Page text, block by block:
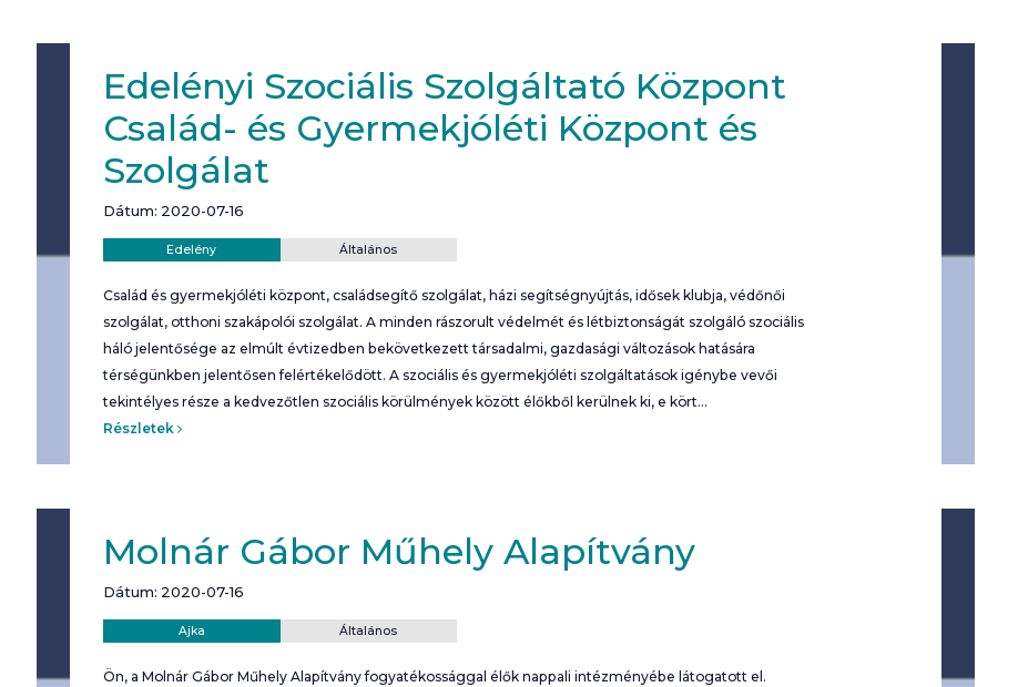
Edelényi Szociális Szolgáltató Központ
Család- és Gyermekjóléti Központ és
Szolgálat
Dátum: 2020-07-16
Edelény Általános
Család és gyermekjóléti központ, családsegítő szolgálat, házi segítségnyújtás, idősek klubja, védőnői
szolgálat, otthoni szakápolói szolgálat. A minden rászorult védelmét és létbiztonságát szolgáló szociális
háló jelentősége az elmúlt évtizedben bekövetkezett társadalmi, gazdasági változások hatására
térségünkben jelentősen felértékelődött. A szociális és gyermekjóléti szolgáltatások igénybe vevői
tekintélyes része a kedvezőtlen szociális körülmények között élőkből kerülnek ki, e kört…
Részletek
Molnár Gábor Műhely Alapítvány
Dátum: 2020-07-16
Ajka Általános
Ön, a Molnár Gábor Műhely Alapítvány fogyatékossággal élők nappali intézményébe látogatott el.